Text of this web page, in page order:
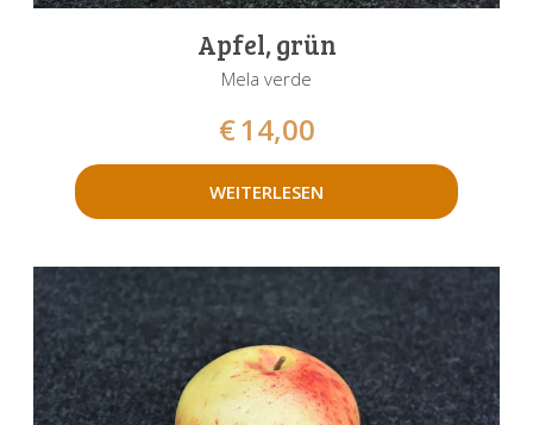
Apfel, grün
Mela verde
€14,00
WEITERLESEN